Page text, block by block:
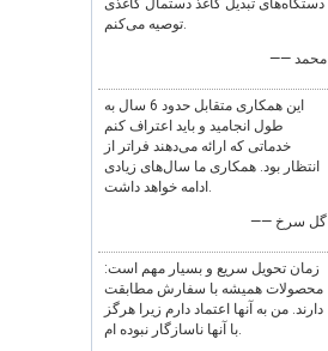
دستگاه‌های تبدیل کاغذ دستمال کاغذی
توصیه می‌کنم.
—— محمد
این همکاری متقابل حدود 6 سال به
طول انجامید و باید اعتراف کنم
خدماتی که ارائه می‌دهند فراتر از
انتظار بود. همکاری ما سال‌های زیادی
ادامه خواهد داشت.
—— گل سرخ
زمان تحویل سریع و بسیار مهم است:
محصولات همیشه با سفارش مطابقت
دارند. من به آنها اعتماد دارم زیرا هرگز
با آنها ناسازگار نبوده ام.